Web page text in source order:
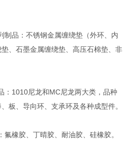
品：不锈钢金属缠绕垫（外环、内
、石墨金属缠绕垫、高压石棉垫、非
1010尼龙和MC尼龙两大类，品种
板、导向环、支承环及各种成型件。
橡胶、丁晴胶、耐油胶、硅橡胶。